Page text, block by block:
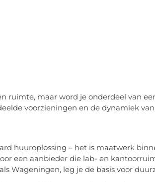
ruimte, maar word je onderdeel van
voorzieningen en de dynamiek
huuroplossing – het is maatwerk
een aanbieder die lab- en
Wageningen, leg je de basis voor